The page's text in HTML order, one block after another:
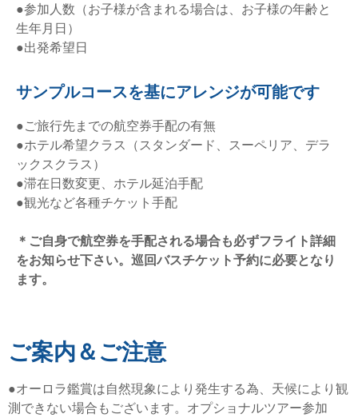
●参加人数（お子様が含まれる場合は、お子様の年齢と
生年月日）
●出発希望日
サンプルコースを基にアレンジが可能です
●ご旅行先までの航空券手配の有無
●ホテル希望クラス（スタンダード、スーペリア、デラ
ックスクラス）
●滞在日数変更、ホテル延泊手配
●観光など各種チケット手配
＊ご自身で航空券を手配される場合も必ずフライト詳細
をお知らせ下さい。巡回バスチケット予約に必要となり
ます。
ご案内＆ご注意
●オーロラ鑑賞は自然現象により発生する為、天候により観
測できない場合もございます。オプショナルツアー参加